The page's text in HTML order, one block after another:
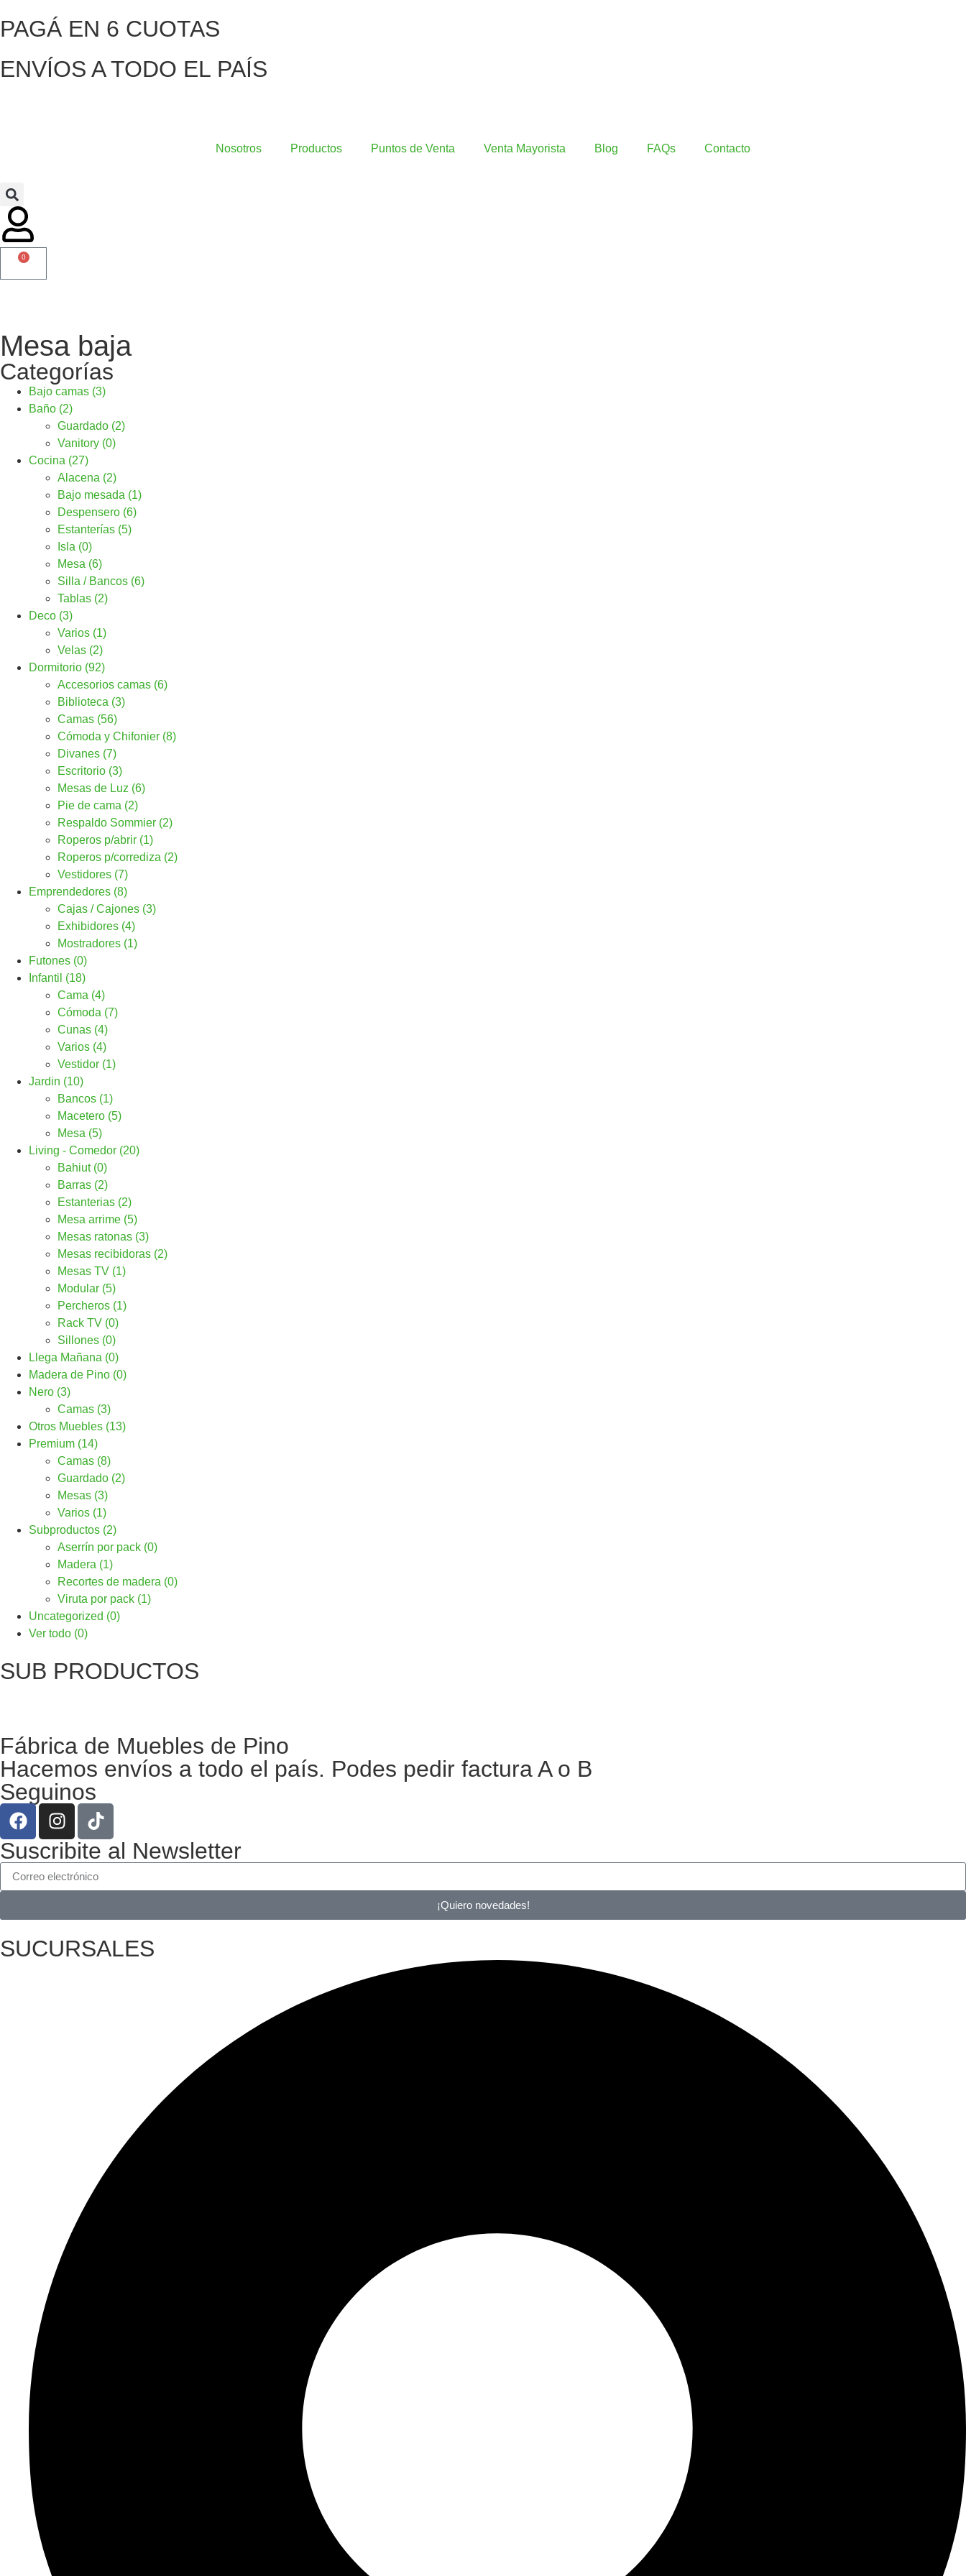
PAGÁ EN 6 CUOTAS
ENVÍOS A TODO EL PAÍS
Nosotros Productos Puntos de Venta Venta Mayorista Blog FAQs Contacto
0
Mesa baja
Categorías
Bajo camas (3)
Baño (2)
Guardado (2)
Vanitory (0)
Cocina (27)
Alacena (2)
Bajo mesada (1)
Despensero (6)
Estanterías (5)
Isla (0)
Mesa (6)
Silla / Bancos (6)
Tablas (2)
Deco (3)
Varios (1)
Velas (2)
Dormitorio (92)
Accesorios camas (6)
Biblioteca (3)
Camas (56)
Cómoda y Chifonier (8)
Divanes (7)
Escritorio (3)
Mesas de Luz (6)
Pie de cama (2)
Respaldo Sommier (2)
Roperos p/abrir (1)
Roperos p/corrediza (2)
Vestidores (7)
Emprendedores (8)
Cajas / Cajones (3)
Exhibidores (4)
Mostradores (1)
Futones (0)
Infantil (18)
Cama (4)
Cómoda (7)
Cunas (4)
Varios (4)
Vestidor (1)
Jardin (10)
Bancos (1)
Macetero (5)
Mesa (5)
Living - Comedor (20)
Bahiut (0)
Barras (2)
Estanterias (2)
Mesa arrime (5)
Mesas ratonas (3)
Mesas recibidoras (2)
Mesas TV (1)
Modular (5)
Percheros (1)
Rack TV (0)
Sillones (0)
Llega Mañana (0)
Madera de Pino (0)
Nero (3)
Camas (3)
Otros Muebles (13)
Premium (14)
Camas (8)
Guardado (2)
Mesas (3)
Varios (1)
Subproductos (2)
Aserrín por pack (0)
Madera (1)
Recortes de madera (0)
Viruta por pack (1)
Uncategorized (0)
Ver todo (0)
SUB PRODUCTOS
Fábrica de Muebles de Pino
Hacemos envíos a todo el país. Podes pedir factura A o B
Seguinos
Suscribite al Newsletter
¡Quiero novedades!
SUCURSALES